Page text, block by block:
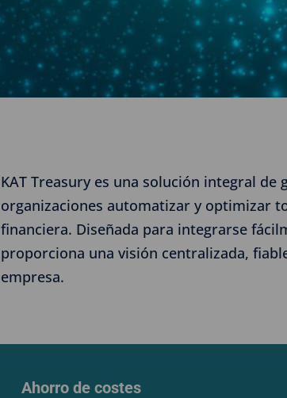
KAT Treasury es una solución integral
organizaciones automatizar y optimizar
financiera. Diseñada para integrarse
proporciona una visión centralizada,
empresa.
Ahorro de costes